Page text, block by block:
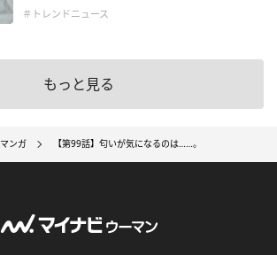
＃トレンドニュース
もっと見る
マンガ 【第99話】匂いが気になるのは……。